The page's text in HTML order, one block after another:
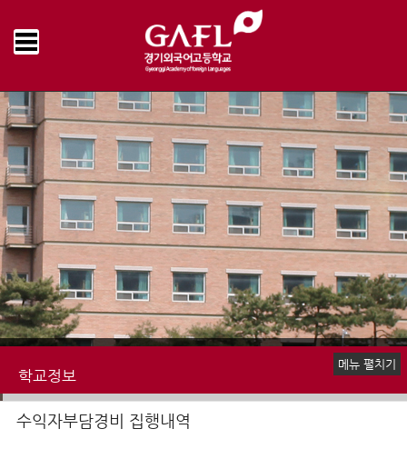
학교정보
예·결산 현황
업무추진비 집행내역
물품 및 공사계약
수익자부담경비 집행내역
감사결과
학교발전기금 집행내역
기타
메뉴 펼치기
수익자부담경비 집행내역